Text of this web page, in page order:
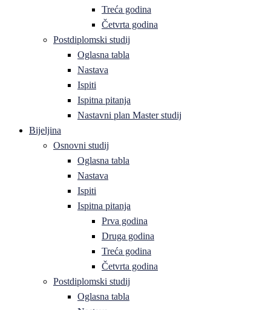
Treća godina
Četvrta godina
Postdiplomski studij
Oglasna tabla
Nastava
Ispiti
Ispitna pitanja
Nastavni plan Master studij
Bijeljina
Osnovni studij
Oglasna tabla
Nastava
Ispiti
Ispitna pitanja
Prva godina
Druga godina
Treća godina
Četvrta godina
Postdiplomski studij
Oglasna tabla